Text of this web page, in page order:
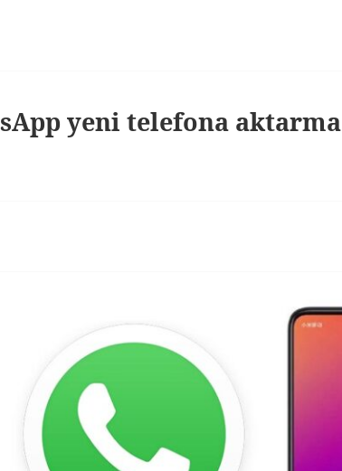
yeni telefona aktarma